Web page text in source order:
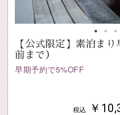
【公式限定】素泊まり
前まで）
早期予約で5%OFF
税込 ￥